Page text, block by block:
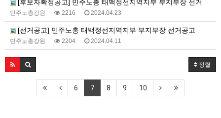
[후보자확정공고] 민주노총 태백정선지역지부 부지부장 선거
민주노총강원 2216 2024.04.23
[선거공고] 민주노총 태백정선지역지부 부지부장 선거공고
민주노총강원 2204 2024.04.11
정렬
6 7 8 9 10